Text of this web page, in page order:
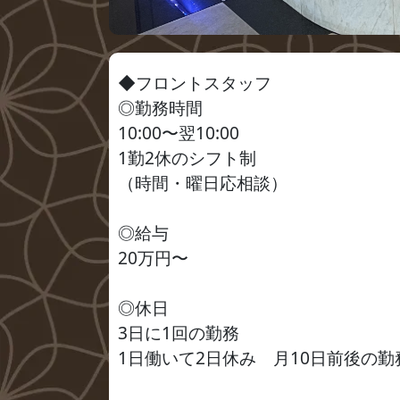
◆フロントスタッフ
◎勤務時間
10:00〜翌10:00
1勤2休のシフト制
（時間・曜日応相談）
◎給与
20万円〜
◎休日
3日に1回の勤務
1日働いて2日休み 月10日前後の勤